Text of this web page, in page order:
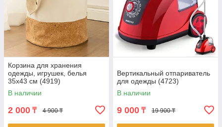
Корзина для хранения
одежды, игрушек, белья
35х43 см (4919)
В наличии
2 000 ₸ 4 900 ₸
Вертикальный отпариватель
для одежды (4723)
В наличии
9 000 ₸ 19 900 ₸